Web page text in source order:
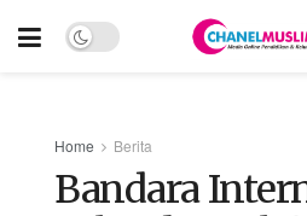
Home Berita
Bandara